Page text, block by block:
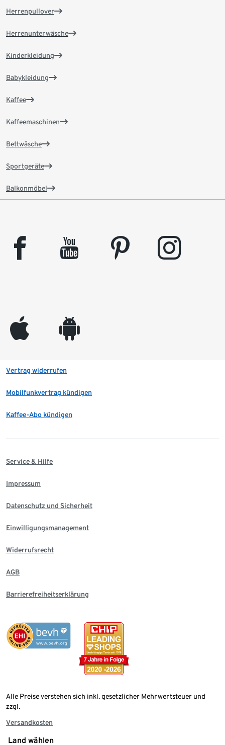
Herrenpullover
Herrenunterwäsche
Kinderkleidung
Babykleidung
Kaffee
Kaffeemaschinen
Bettwäsche
Sportgeräte
Balkonmöbel
facebook youtube pinterest instagram
appleinc android
Vertrag widerrufen
Mobilfunkvertrag kündigen
Kaffee-Abo kündigen
Service & Hilfe
Impressum
Datenschutz und Sicherheit
Einwilligungsmanagement
Widerrufsrecht
AGB
Barrierefreiheitserklärung
Alle Preise verstehen sich inkl. gesetzlicher Mehrwertsteuer und
zzgl.
Versandkosten
Land wählen